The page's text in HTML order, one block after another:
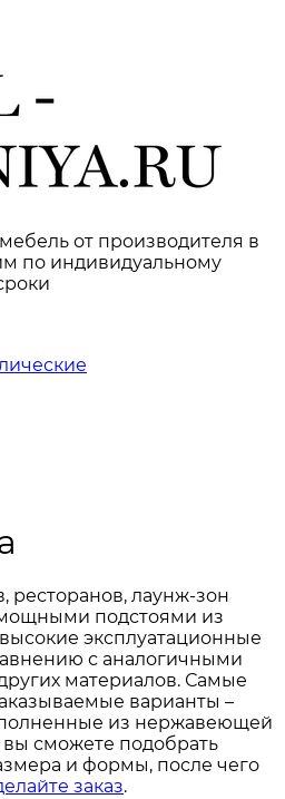
от производителя в
по индивидуальному
ресторанов, лаунж-зон
подстоями из
эксплуатационные
с аналогичными
материалов. Самые
варианты –
из нержавеющей
вы сможете подобрать
и формы, после чего
заказ.